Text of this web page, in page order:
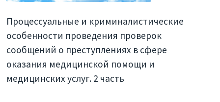
Процессуальные и криминалистические
особенности проведения проверок
сообщений о преступлениях в сфере
оказания медицинской помощи и
медицинских услуг. 2 часть